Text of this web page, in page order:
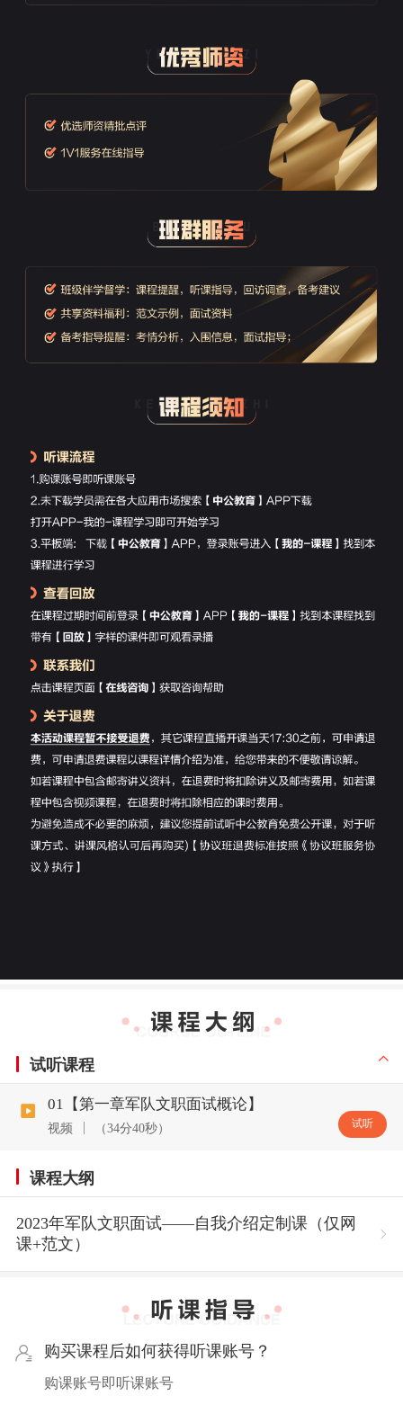
试听课程
试听
01【第一章军队文职面试概论】
视频 （34分40秒）
课程大纲
2023年军队文职面试——自我介绍定制课（仅网
课+范文）
购买课程后如何获得听课账号？
购课账号即听课账号